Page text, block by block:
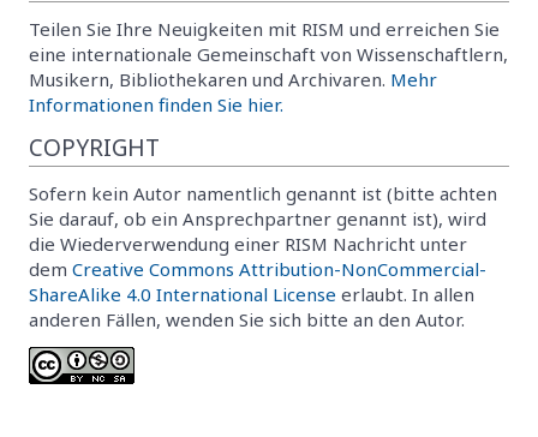
Teilen Sie Ihre Neuigkeiten mit RISM und erreichen Sie
eine internationale Gemeinschaft von Wissenschaftlern,
Musikern, Bibliothekaren und Archivaren. Mehr
Informationen finden Sie hier.
COPYRIGHT
Sofern kein Autor namentlich genannt ist (bitte achten
Sie darauf, ob ein Ansprechpartner genannt ist), wird
die Wiederverwendung einer RISM Nachricht unter
dem Creative Commons Attribution-NonCommercial-
ShareAlike 4.0 International License erlaubt. In allen
anderen Fällen, wenden Sie sich bitte an den Autor.